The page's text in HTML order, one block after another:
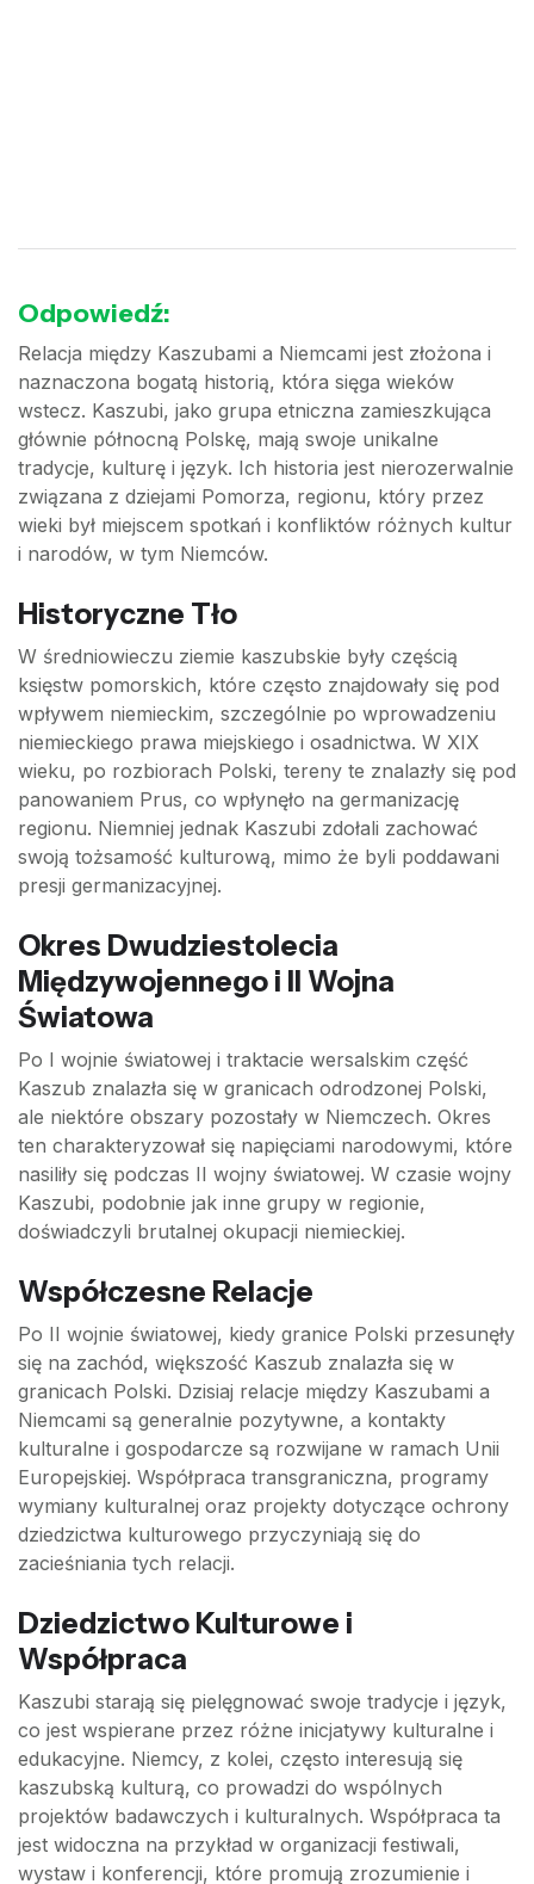
Odpowiedź:
Relacja między Kaszubami a Niemcami jest złożona i
naznaczona bogatą historią, która sięga wieków
wstecz. Kaszubi, jako grupa etniczna zamieszkująca
głównie północną Polskę, mają swoje unikalne
tradycje, kulturę i język. Ich historia jest nierozerwalnie
związana z dziejami Pomorza, regionu, który przez
wieki był miejscem spotkań i konfliktów różnych kultur
i narodów, w tym Niemców.
Historyczne Tło
W średniowieczu ziemie kaszubskie były częścią
księstw pomorskich, które często znajdowały się pod
wpływem niemieckim, szczególnie po wprowadzeniu
niemieckiego prawa miejskiego i osadnictwa. W XIX
wieku, po rozbiorach Polski, tereny te znalazły się pod
panowaniem Prus, co wpłynęło na germanizację
regionu. Niemniej jednak Kaszubi zdołali zachować
swoją tożsamość kulturową, mimo że byli poddawani
presji germanizacyjnej.
Okres Dwudziestolecia
Międzywojennego i II Wojna
Światowa
Po I wojnie światowej i traktacie wersalskim część
Kaszub znalazła się w granicach odrodzonej Polski,
ale niektóre obszary pozostały w Niemczech. Okres
ten charakteryzował się napięciami narodowymi, które
nasiliły się podczas II wojny światowej. W czasie wojny
Kaszubi, podobnie jak inne grupy w regionie,
doświadczyli brutalnej okupacji niemieckiej.
Współczesne Relacje
Po II wojnie światowej, kiedy granice Polski przesunęły
się na zachód, większość Kaszub znalazła się w
granicach Polski. Dzisiaj relacje między Kaszubami a
Niemcami są generalnie pozytywne, a kontakty
kulturalne i gospodarcze są rozwijane w ramach Unii
Europejskiej. Współpraca transgraniczna, programy
wymiany kulturalnej oraz projekty dotyczące ochrony
dziedzictwa kulturowego przyczyniają się do
zacieśniania tych relacji.
Dziedzictwo Kulturowe i
Współpraca
Kaszubi starają się pielęgnować swoje tradycje i język,
co jest wspierane przez różne inicjatywy kulturalne i
edukacyjne. Niemcy, z kolei, często interesują się
kaszubską kulturą, co prowadzi do wspólnych
projektów badawczych i kulturalnych. Współpraca ta
jest widoczna na przykład w organizacji festiwali,
wystaw i konferencji, które promują zrozumienie i